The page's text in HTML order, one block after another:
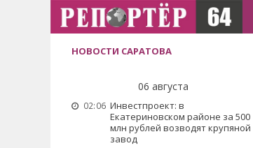
НОВОСТИ САРАТОВА
06 августа
02:06 Инвестпроект: в
Екатериновском районе за 500
млн рублей возводят крупяной
завод